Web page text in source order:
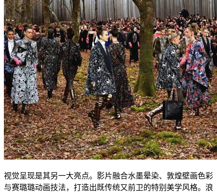
视觉呈现是其另一大亮点。影片融合水墨晕染、敦煌壁画色彩
与赛璐璐动画技法，打造出既传统又前卫的特别美学风格。浪